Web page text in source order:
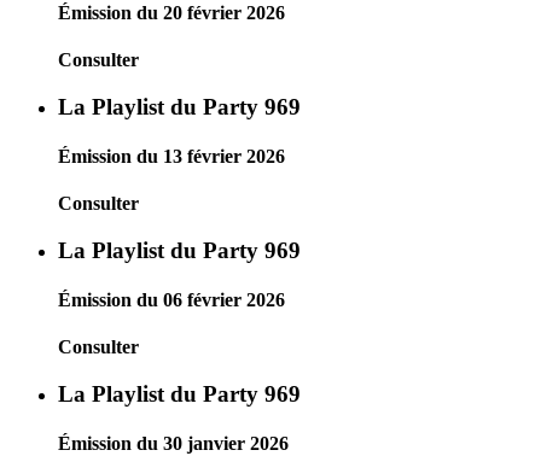
Émission du 20 février 2026
Consulter
La Playlist du Party 969
Émission du 13 février 2026
Consulter
La Playlist du Party 969
Émission du 06 février 2026
Consulter
La Playlist du Party 969
Émission du 30 janvier 2026